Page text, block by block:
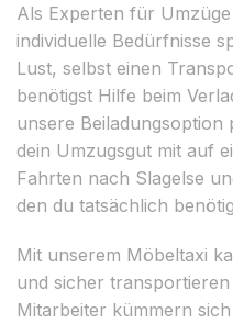
Als Experten für
individuelle Bedürfnisse
Lust, selbst einen
benötigst Hilfe beim
unsere
dein Umzugsgut mit auf
Fahrten nach Slagelse
den du tatsächlich
Mit unserem Möbeltaxi
und sicher
Mitarbeiter kümmern